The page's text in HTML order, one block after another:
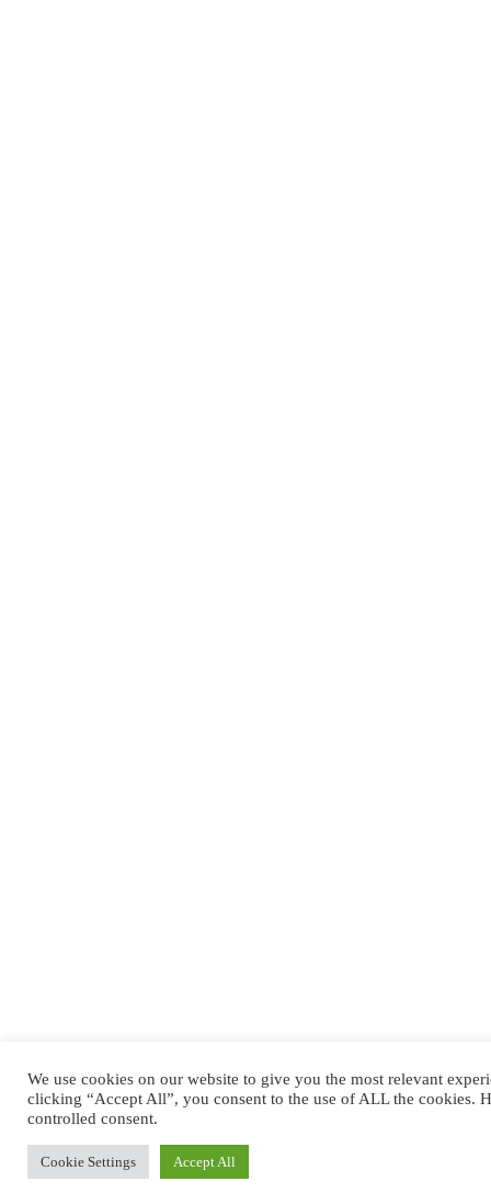
We use cookies on our website to give you the most relevant
clicking “Accept All”, you consent to the use of ALL the cookies.
controlled consent.
Cookie Settings Accept All